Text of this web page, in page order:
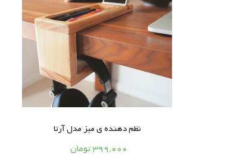
نظم دهنده ی میز مدل آرتا

399,000 تومان